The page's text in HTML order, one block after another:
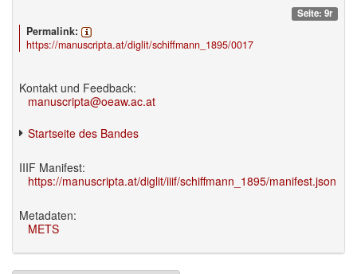
Seite: 9r
Permalink:
https://manuscripta.at/diglit/schiffmann_1895/0017
Kontakt und Feedback:
manuscripta@oeaw.ac.at
Startseite des Bandes
IIIF Manifest:
https://manuscripta.at/diglit/iiif/schiffmann_1895/manifest.json
Metadaten:
METS